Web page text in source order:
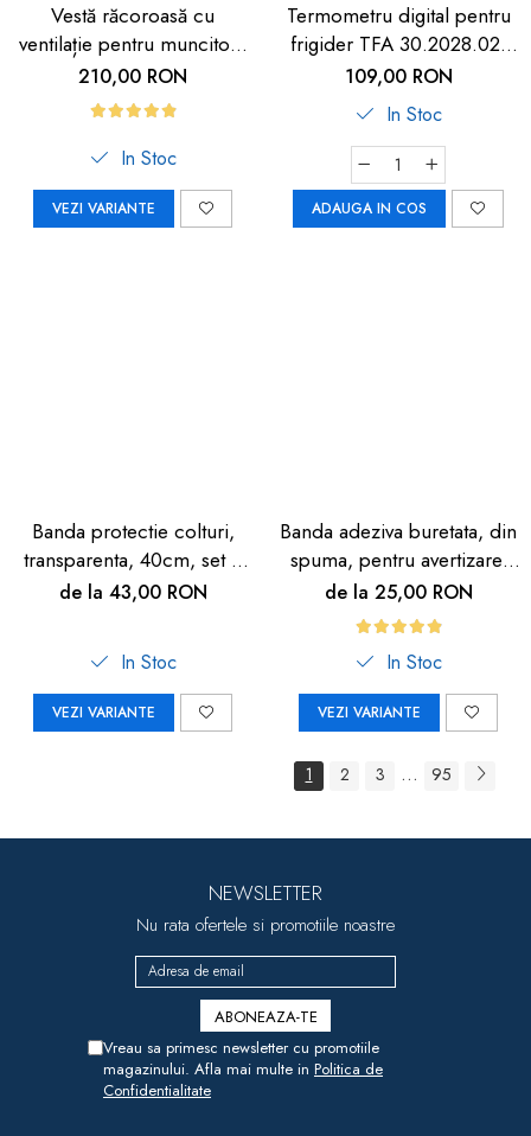
Vestă răcoroasă cu
ventilație pentru muncitori,
sportivi și HORECA
210,00 RON
In Stoc
VEZI VARIANTE
Termometru digital pentru
frigider TFA 30.2028.02,
suport magnetic
109,00 RON
In Stoc
ADAUGA IN COS
Banda protectie colturi,
transparenta, 40cm, set 2
buc
de la 43,00 RON
In Stoc
VEZI VARIANTE
Banda adeziva buretata, din
spuma, pentru avertizare,
3m, negru/galben
de la 25,00 RON
In Stoc
VEZI VARIANTE
1 2 3 ... 95
NEWSLETTER
Nu rata ofertele si promotiile noastre
Vreau sa primesc newsletter cu promotiile
magazinului. Afla mai multe in Politica de
Confidentialitate